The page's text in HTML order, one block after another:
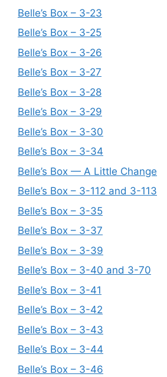
Belle’s Box – 3-23
Belle’s Box – 3-25
Belle’s Box – 3-26
Belle’s Box – 3-27
Belle’s Box – 3-28
Belle’s Box – 3-29
Belle’s Box – 3-30
Belle’s Box – 3-34
Belle’s Box — A Little Change
Belle’s Box – 3-112 and 3-113
Belle’s Box – 3-35
Belle’s Box – 3-37
Belle’s Box – 3-39
Belle’s Box – 3-40 and 3-70
Belle’s Box – 3-41
Belle’s Box – 3-42
Belle’s Box – 3-43
Belle’s Box – 3-44
Belle’s Box – 3-46